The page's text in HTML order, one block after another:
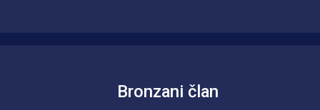
Bronzani član